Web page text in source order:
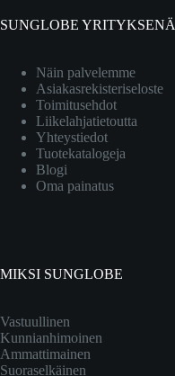
SUNGLOBE YRITYKSENÄ
Näin palvelemme
Asiakasrekisteriseloste
Toimitusehdot
Liikelahjatietoutta
Yhteystiedot
Tuotekatalogeja
Blogi
Oma painatus
MIKSI SUNGLOBE
Vastuullinen
Kunnianhimoinen
Ammattimainen
Suoraselkäinen